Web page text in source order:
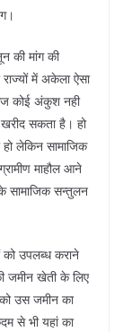
की मांग की
में अकेला ऐसा
कोई अंकुश नही
सकता है। हो
लेकिन सामाजिक
माहौल आने
सामाजिक सन्तुलन
को उपलब्ध कराने
जमीन खेती के लिए
उस जमीन का
से भी यहां का